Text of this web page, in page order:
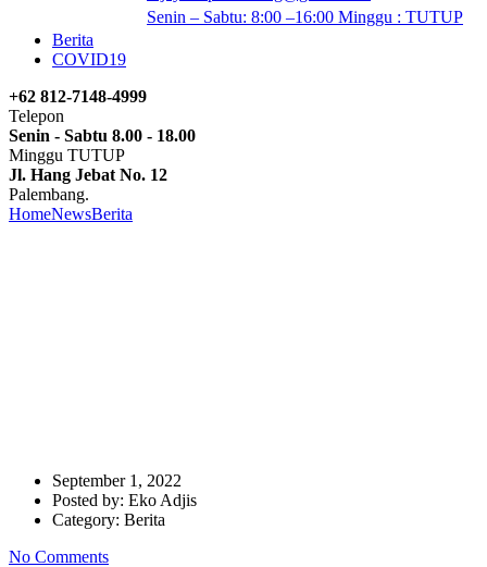
Senin – Sabtu: 8:00 –16:00 Minggu : TUTUP
Berita
COVID19
+62 812-7148-4999
Telepon
Senin - Sabtu 8.00 - 18.00
Minggu TUTUP
Jl. Hang Jebat No. 12
Palembang.
HomeNewsBerita
September 1, 2022
Posted by: Eko Adjis
Category: Berita
No Comments